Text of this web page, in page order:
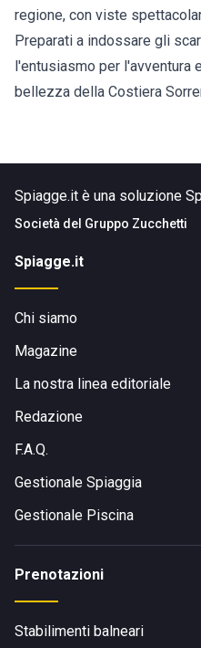
regione, con viste
Preparati a indossare gli
l'entusiasmo per l'avventura
bellezza della Costiera
Spiagge.it è una soluzione
Società del Gruppo Zucchetti
Spiagge.it
Chi siamo
Magazine
La nostra linea editoriale
Redazione
F.A.Q.
Gestionale Spiaggia
Gestionale Piscina
Prenotazioni
Stabilimenti balneari